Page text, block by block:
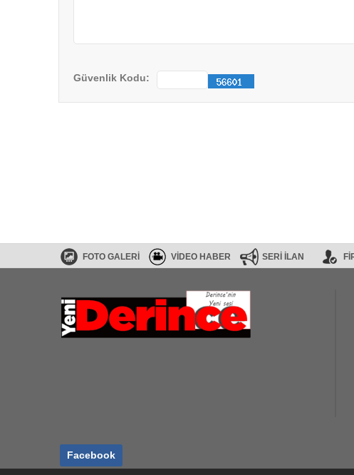
Güvenlik Kodu:
FOTO GALERİ VİDEO HABER SERİ İLAN
Facebook